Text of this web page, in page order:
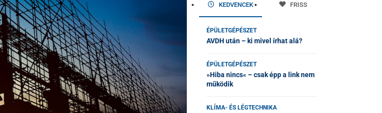
KEDVENCEK FRISS
ÉPÜLETGÉPÉSZET
AVDH után – ki mivel írhat alá?
ÉPÜLETGÉPÉSZET
»Hiba nincs« – csak épp a link nem
működik
KLÍMA- ÉS LÉGTECHNIKA